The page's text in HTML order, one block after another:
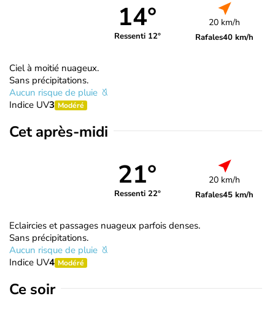
14°
Ressenti 12°
20 km/h
Rafales40 km/h
Ciel à moitié nuageux.
Sans précipitations.
Aucun risque de pluie
Indice UV3 Modéré
Cet après-midi
21°
Ressenti 22°
20 km/h
Rafales45 km/h
Eclaircies et passages nuageux parfois denses.
Sans précipitations.
Aucun risque de pluie
Indice UV4 Modéré
Ce soir